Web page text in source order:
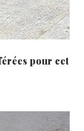
pour cet